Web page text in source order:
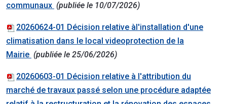
communaux (publiée le 10/07/2026)
20260624-01 Décision relative àl'installation d'une
climatisation dans le local videoprotection de la
Mairie (publiée le 25/06/2026)
20260603-01 Décision relative à l'attribution du
marché de travaux passé selon une procédure adaptée